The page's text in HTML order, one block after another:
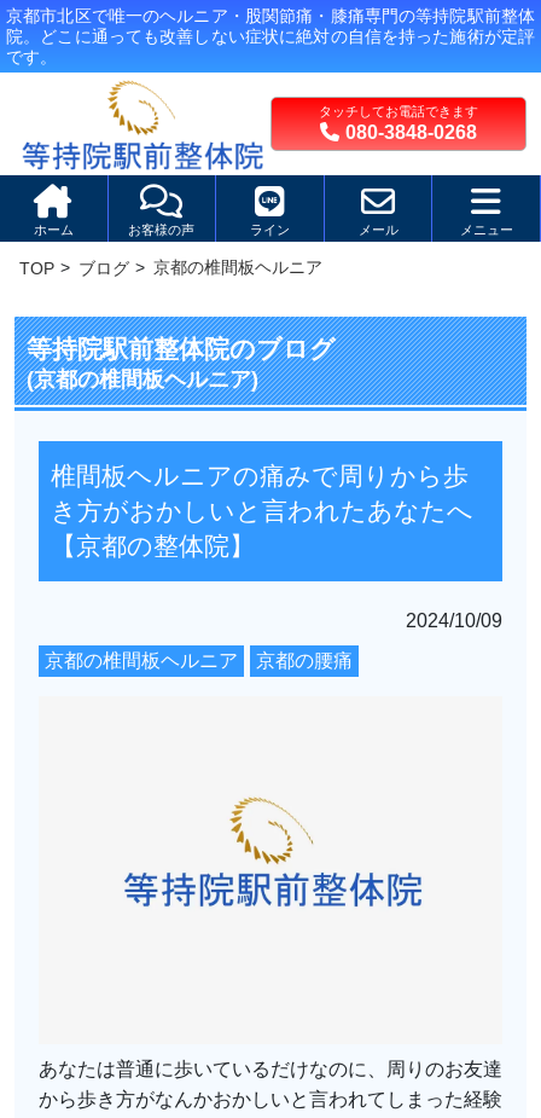
京都市北区で唯一のヘルニア・股関節痛・膝痛専門の等持院駅前整体
院。どこに通っても改善しない症状に絶対の自信を持った施術が定評
です。
080-3848-0268
ホーム お客様の声 ライン メール メニュー
TOP ブログ 京都の椎間板ヘルニア
等持院駅前整体院のブログ
(京都の椎間板ヘルニア)
椎間板ヘルニアの痛みで周りから歩
き方がおかしいと言われたあなたへ
【京都の整体院】
2024/10/09
京都の椎間板ヘルニア
京都の腰痛
あなたは普通に歩いているだけなのに、周りのお友達
から歩き方がなんかおかしいと言われてしまった経験